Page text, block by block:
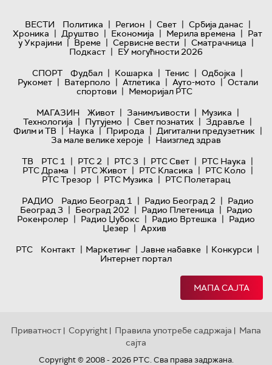
ВЕСТИ Политика | Регион | Свет | Србија данас |
Хроника | Друштво | Економија | Мерила времена | Рат
у Украјини | Време | Сервисне вести | Сматрачница |
Подкаст | ЕУ могућности 2026
СПОРТ
Фудбал | Кошарка | Тенис | Одбојка |
Рукомет | Ватерполо | Атлетика | Ауто-мото | Остали
спортови | Меморијал РТС
МАГАЗИН
Живот | Занимљивости | Музика |
Технологијa | Путујемо | Свет познатих | Здравље |
Филм и ТВ | Наука | Природа | Дигитални предузетник |
За мале велике хероје | Наизглед здрав
ТВ
РТС 1 | РТС 2 | РТС 3 | РТС Свет | РТС Наука |
РТС Драма | РТС Живот | РТС Класика | РТС Коло |
РТС Трезор | РТС Музика | РТС Полетарац
РАДИО
Радио Београд 1 | Радио Београд 2 | Радио
Београд 3 | Београд 202 | Радио Плетеница | Радио
Рокенролер | Радио Џубокс | Радио Вртешка | Радио
Џезер | Архив
РТС
Контакт | Маркетинг | Јавне набавке | Конкурси |
Интернет портал
МАПА САЈТА
Приватност | Copyright | Правила употребе садржаја | Мапа
сајта
Copyright © 2008 - 2026 РТС. Сва права задржана.